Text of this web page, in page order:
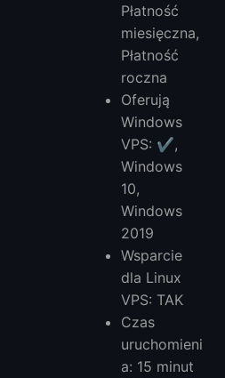
Płatność
miesięczna,
Płatność
roczna
Oferują
Windows
VPS: ✔️,
Windows
10,
Windows
2019
Wsparcie
dla Linux
VPS: TAK
Czas
uruchomieni
a: 15 minut